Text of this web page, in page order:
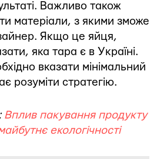
Важливо також
матеріали, з якими зможе
Якщо це яйця,
яка тара є в Україні.
вказати мінімальний
розуміти стратегію.
Вплив пакування продукту
екологічності